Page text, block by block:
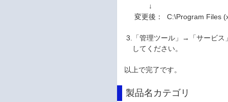
↓
変更後： C:\Program Files
3.「管理ツール」→「サービス
してください。
以上で完了です。
製品名カテゴリ